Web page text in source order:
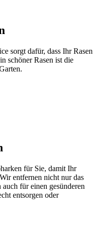
sorgt dafür, dass Ihr Rasen
schöner Rasen ist die
für Sie, damit Ihr
entfernen nicht nur das
für einen gesünderen
entsorgen oder